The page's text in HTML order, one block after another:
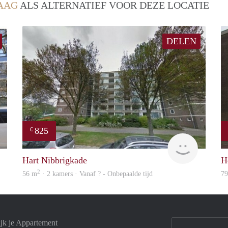
ALS ALTERNATIEF VOOR DEZE LOCATIE
DELEN
€ 825
rent
Hart Nibbrigkade
56 m2 · 2 kamers · Vanaf ? - Onbepaalde tijd
je Appartement